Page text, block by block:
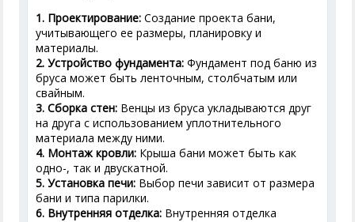
1. Проектирование: Создание проекта бани,
учитывающего ее размеры, планировку и
материалы.
2. Устройство фундамента: Фундамент под баню из
бруса может быть ленточным, столбчатым или
свайным.
3. Сборка стен: Венцы из бруса укладываются друг
на друга с использованием уплотнительного
материала между ними.
4. Монтаж кровли: Крыша бани может быть как
одно-, так и двускатной.
5. Установка печи: Выбор печи зависит от размера
бани и типа парилки.
6. Внутренняя отделка: Внутренняя отделка